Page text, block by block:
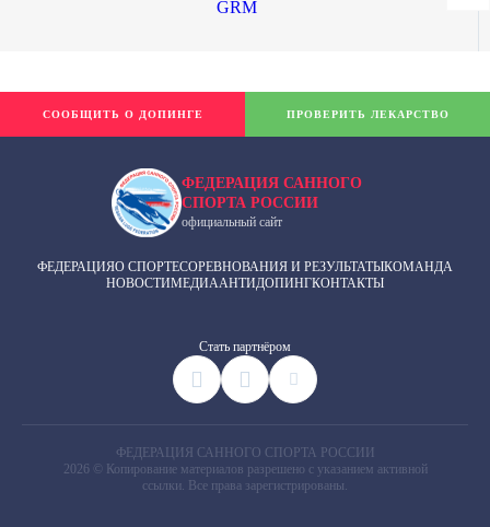
ФЕДЕРАЦИЯ САННОГО
СПОРТА РОССИИ
официальный сайт
ФЕДЕРАЦИЯО СПОРТЕСОРЕВНОВАНИЯ И РЕЗУЛЬТАТЫКОМАНДА
НОВОСТИМЕДИААНТИДОПИНГКОНТАКТЫ
Cтать партнёром
СООБЩИТЬ О ДОПИНГЕ ПРОВЕРИТЬ ЛЕКАРСТВО
ФЕДЕРАЦИЯ САННОГО СПОРТА РОССИИ
2026 © Копирование материалов разрешено с указанием активной
ссылки. Все права зарегистрированы.